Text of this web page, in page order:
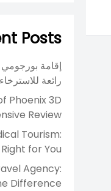
Posts
إقامة
رائعة
Phoenix 3D
Review
Tourism:
for You?
Agency:
Difference?